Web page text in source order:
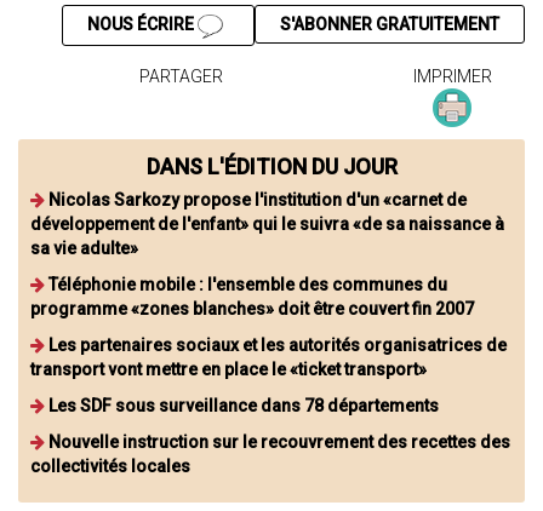
S'ABONNER GRATUITEMENT
NOUS ÉCRIRE
PARTAGER IMPRIMER
DANS L'ÉDITION DU JOUR
Nicolas Sarkozy propose l'institution d'un «carnet de
développement de l'enfant» qui le suivra «de sa naissance à
sa vie adulte»
Téléphonie mobile : l'ensemble des communes du
programme «zones blanches» doit être couvert fin 2007
Les partenaires sociaux et les autorités organisatrices de
transport vont mettre en place le «ticket transport»
Les SDF sous surveillance dans 78 départements
Nouvelle instruction sur le recouvrement des recettes des
collectivités locales